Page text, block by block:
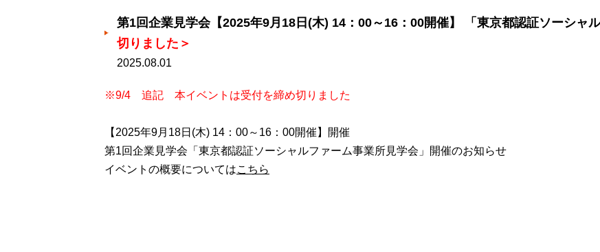
第1回企業見学会【2025年9月18日(木) 14：00～16：00開催】 「東京都認証ソーシャ
切りました＞
2025.08.01
※9/4 追記 本イベントは受付を締め切りました
【2025年9月18日(木) 14：00～16：00開催】開催
第1回企業見学会「東京都認証ソーシャルファーム事業所見学会」開催のお知らせ
イベントの概要についてはこちら